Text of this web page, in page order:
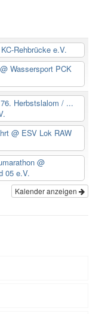
Rehbrücke e.V.
@ Wassersport PCK
Herbstslalom / ...
@ ESV Lok RAW
@
05 e.V.
Kalender anzeigen